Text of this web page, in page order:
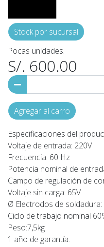
Stock por sucursal
Pocas unidades.
S/. 600.00
Agregar al carro
Especificaciones del
Voltaje de entrada: 220V
Frecuencia: 60 Hz
Potencia nominal de
Campo de regulación de
Voltaje sin carga: 65V
Ø Electrodos de soldadura:
Ciclo de trabajo nominal
Peso:7,5kg
1 año de garantía.